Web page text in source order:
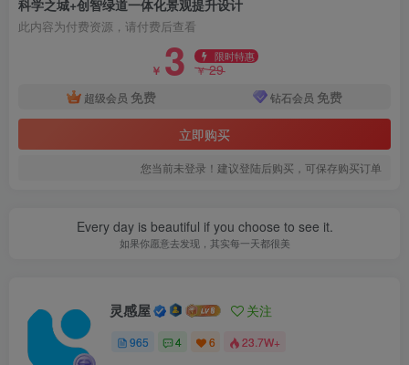
创意构筑物.jpg
科学之城+创智绿道一体化景观提升设计
此内容为付费资源，请付费后查看
￥ 3 限时特惠
￥29
超级会员 免费 钻石会员 免费
立即购买
您当前未登录！建议登陆后购买，可保存购买订单
Every day is beautiful if you choose to see it.
如果你愿意去发现，其实每一天都很美
灵感屋 关注
965 4 6 23.7W+